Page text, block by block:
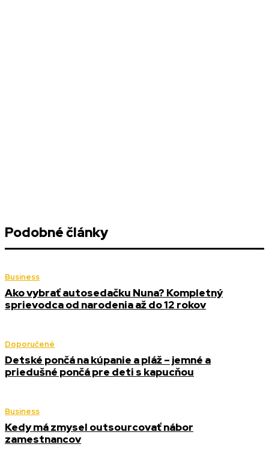
Podobné články
Business
Ako vybrať autosedačku Nuna? Kompletný
sprievodca od narodenia až do 12 rokov
Doporučené
Detské pončá na kúpanie a pláž – jemné a
priedušné pončá pre deti s kapucňou
Business
Kedy má zmysel outsourcovať nábor
zamestnancov